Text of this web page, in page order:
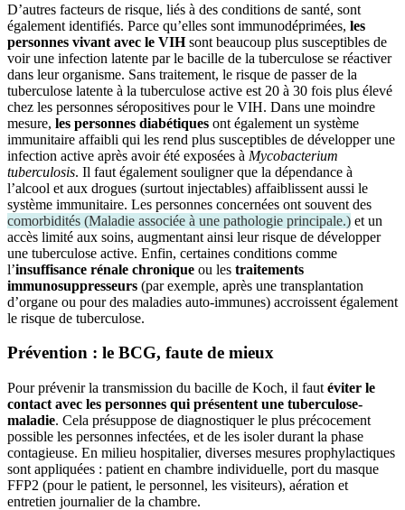
D’autres facteurs de risque, liés à des conditions de santé, sont
également identifiés. Parce qu’elles sont immunodéprimées, les
personnes vivant avec le VIHsont beaucoup plus susceptibles de
voir une infection latente par le bacille de la tuberculose se réactiver
dans leur organisme. Sans traitement, le risque de passer de la
tuberculose latente à la tuberculose active est 20 à 30 fois plus élevé
chez les personnes séropositives pour le VIH. Dans une moindre
mesure, les personnes diabétiques ont également un système
immunitaire affaibli qui les rend plus susceptibles de développer une
infection active après avoir été exposées à Mycobacterium
tuberculosis. Il faut également souligner que la dépendance à
l’alcool et aux drogues (surtout injectables) affaiblissent aussi le
système immunitaire. Les personnes concernées ont souvent des
comorbidités (Maladie associée à une pathologie principale.) et un
accès limité aux soins, augmentant ainsi leur risque de développer
une tuberculose active. Enfin, certaines conditions comme
l’insuffisance rénale chronique ou les traitements
immunosuppresseurs (par exemple, après une transplantation
d’organe ou pour des maladies auto-immunes) accroissent également
le risque de tuberculose.
Prévention : le BCG, faute de mieux
Pour prévenir la transmission du bacille de Koch, il faut éviter le
contact avec les personnes qui présentent une tuberculose-
maladie. Cela présuppose de diagnostiquer le plus précocement
possible les personnes infectées, et de les isoler durant la phase
contagieuse. En milieu hospitalier, diverses mesures prophylactiques
sont appliquées : patient en chambre individuelle, port du masque
FFP2 (pour le patient, le personnel, les visiteurs), aération et
entretien journalier de la chambre.